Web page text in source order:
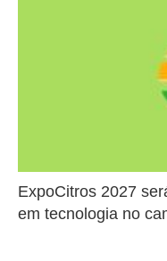
ExpoCitros 2027
em tecnologia no